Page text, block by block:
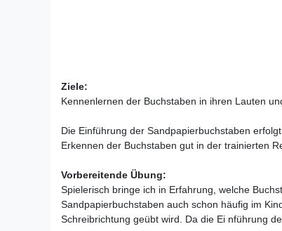
Ziele:
Kennenlernen der Buchstaben in ihren Lauten
Die Einführung der Sandpapierbuchstaben
Erkennen der Buchstaben gut in der trainierten
Vorbereitende Übung:
Spielerisch bringe ich in Erfahrung, welche
Sandpapierbuchstaben auch schon häufig im
Schreibrichtung geübt wird. Da die Ei nführung